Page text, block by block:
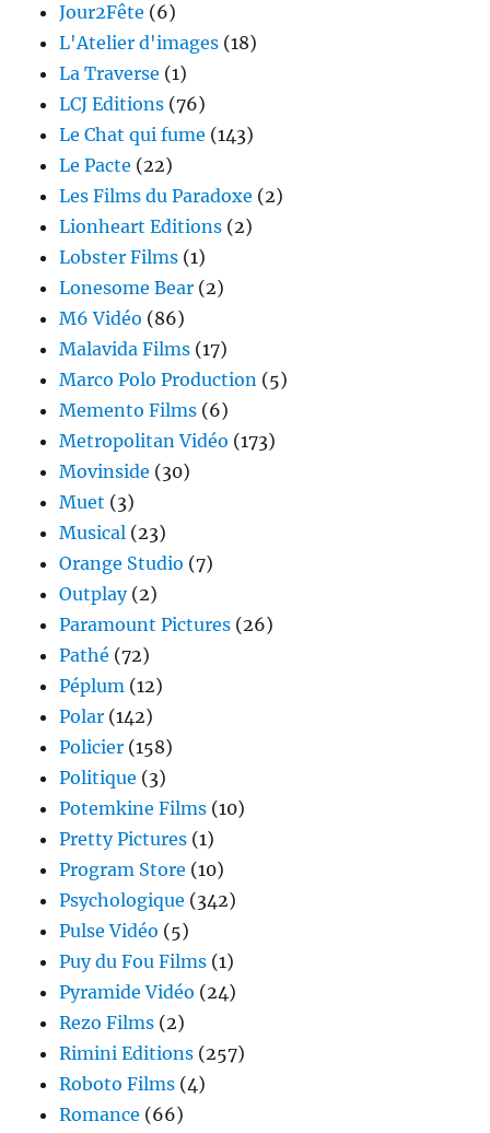
Jour2Fête (6)
L'Atelier d'images (18)
La Traverse (1)
LCJ Editions (76)
Le Chat qui fume (143)
Le Pacte (22)
Les Films du Paradoxe (2)
Lionheart Editions (2)
Lobster Films (1)
Lonesome Bear (2)
M6 Vidéo (86)
Malavida Films (17)
Marco Polo Production (5)
Memento Films (6)
Metropolitan Vidéo (173)
Movinside (30)
Muet (3)
Musical (23)
Orange Studio (7)
Outplay(2)
Paramount Pictures (26)
Pathé (72)
Péplum (12)
Polar (142)
Policier (158)
Politique (3)
Potemkine Films (10)
Pretty Pictures (1)
Program Store (10)
Psychologique (342)
Pulse Vidéo (5)
Puy du Fou Films (1)
Pyramide Vidéo (24)
Rezo Films (2)
Rimini Editions (257)
Roboto Films (4)
Romance (66)